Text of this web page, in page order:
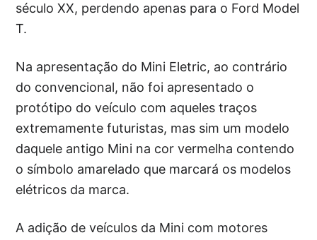
século XX, perdendo apenas para o Ford Model
T.
Na apresentação do Mini Eletric, ao contrário
do convencional, não foi apresentado o
protótipo do veículo com aqueles traços
extremamente futuristas, mas sim um modelo
daquele antigo Mini na cor vermelha contendo
o símbolo amarelado que marcará os modelos
elétricos da marca.
A adição de veículos da Mini com motores